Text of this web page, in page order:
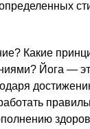
Какие
Йога —